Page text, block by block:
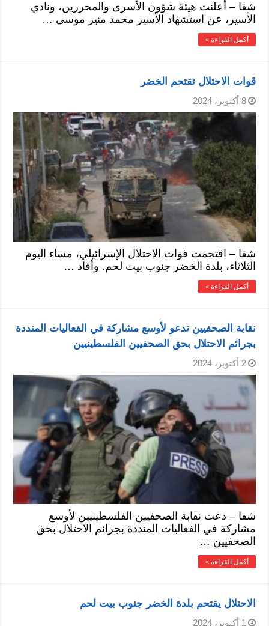
شفا – أعلنت هيئة شؤون الأسرى والمحررين، ونادي
الأسير، عن استشهاد الأسير محمد منير موسى …
أكمل القراءة »
قوات الاحتلال تقتحم الخضر
8 أكتوبر، 2024
شفا – اقتحمت قوات الاحتلال الإسرائيلي، مساء اليوم
الثلاثاء، بلدة الخضر جنوب بيت لحم. وأفاد …
أكمل القراءة »
نقابة الصحفيين تدعو لأوسع مشاركة في الفعاليات المنددة
بجرائم الاحتلال بحق الصحفيين الفلسطينيين
2 أكتوبر، 2024
شفا – دعت نقابة الصحفيين الفلسطينيين لأوسع
مشاركة في الفعاليات المنددة بجرائم الاحتلال بحق
الصحفيين …
أكمل القراءة »
الاحتلال يقتحم بلدة الخضر جنوب بيت لحم
1 أكتوبر، 2024